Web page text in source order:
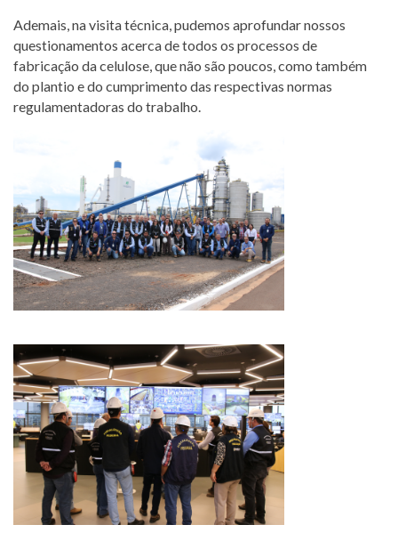
Ademais, na visita técnica, pudemos aprofundar nossos
questionamentos acerca de todos os processos de
fabricação da celulose, que não são poucos, como também
do plantio e do cumprimento das respectivas normas
regulamentadoras do trabalho.